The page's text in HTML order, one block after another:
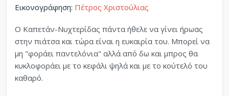
Εικονογράφηση: Πέτρος Χριστούλιας
Ο Καπετάν-Νυχτερίδας πάντα ήθελε να γίνει ήρωας
στην πιάτσα και τώρα είναι η ευκαιρία του. Μπορεί να
μη "φοράει παντελόνια" αλλά από δω και μπρος θα
κυκλοφοράει με το κεφάλι ψηλά και με το κούτελό του
καθαρό.